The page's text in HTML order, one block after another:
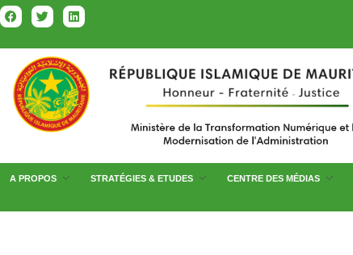
A PROPOS STRATÉGIES & ETUDES CENTRE DES MÉDIAS